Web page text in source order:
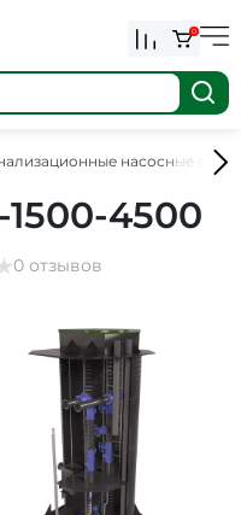
0
насосные
4500
0 отзывов